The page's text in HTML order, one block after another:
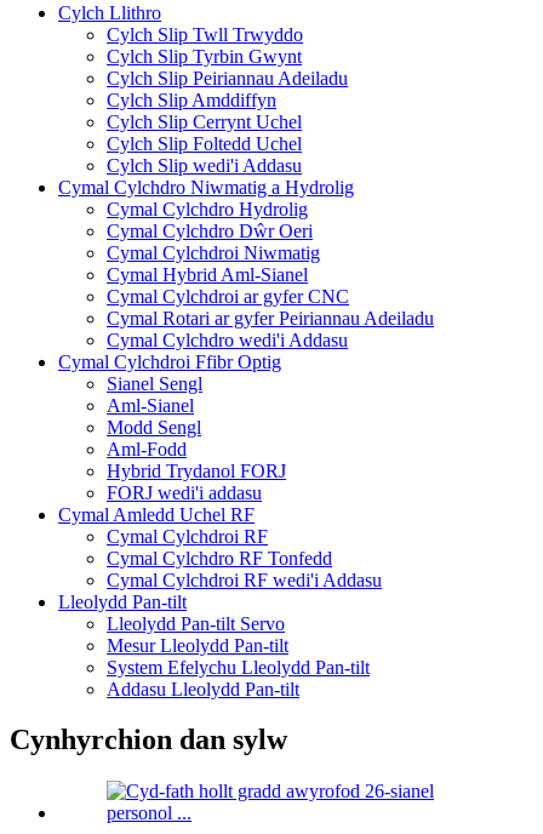
Cylch Llithro
Cylch Slip Twll Trwyddo
Cylch Slip Tyrbin Gwynt
Cylch Slip Peiriannau Adeiladu
Cylch Slip Amddiffyn
Cylch Slip Cerrynt Uchel
Cylch Slip Foltedd Uchel
Cylch Slip wedi'i Addasu
Cymal Cylchdro Niwmatig a Hydrolig
Cymal Cylchdro Hydrolig
Cymal Cylchdro Dŵr Oeri
Cymal Cylchdroi Niwmatig
Cymal Hybrid Aml-Sianel
Cymal Cylchdroi ar gyfer CNC
Cymal Rotari ar gyfer Peiriannau Adeiladu
Cymal Cylchdro wedi'i Addasu
Cymal Cylchdroi Ffibr Optig
Sianel Sengl
Aml-Sianel
Modd Sengl
Aml-Fodd
Hybrid Trydanol FORJ
FORJ wedi'i addasu
Cymal Amledd Uchel RF
Cymal Cylchdroi RF
Cymal Cylchdro RF Tonfedd
Cymal Cylchdroi RF wedi'i Addasu
Lleolydd Pan-tilt
Lleolydd Pan-tilt Servo
Mesur Lleolydd Pan-tilt
System Efelychu Lleolydd Pan-tilt
Addasu Lleolydd Pan-tilt
Cynhyrchion dan sylw